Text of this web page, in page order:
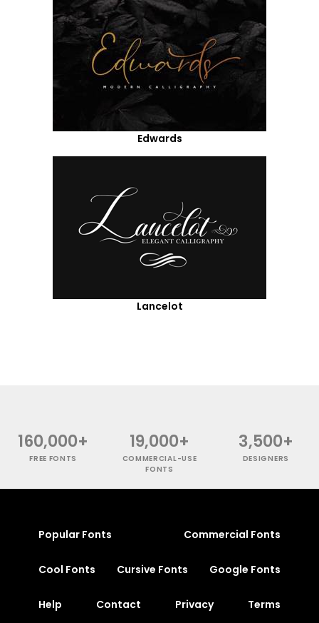
Edwards
Lancelot
160,000+
FREE FONTS
19,000+
COMMERCIAL-USE
FONTS
3,500+
DESIGNERS
Popular Fonts Commercial Fonts
Cool Fonts Cursive Fonts Google Fonts
Help Contact Privacy Terms